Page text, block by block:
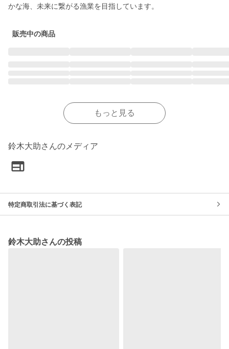
販売中の商品
もっと見る
鈴木大助さんのメディア
特定商取引法に基づく表記
鈴木大助さんの投稿